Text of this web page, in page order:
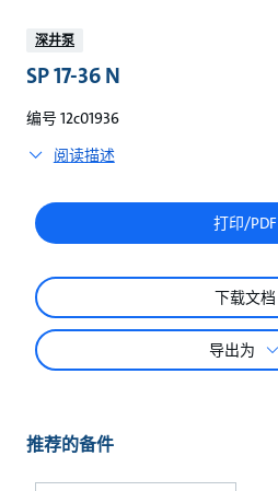
较
深井泵
SP 17-36 N
编号 12c01936
阅读描述
打印/PDF
下载文档
导出为
推荐的备件